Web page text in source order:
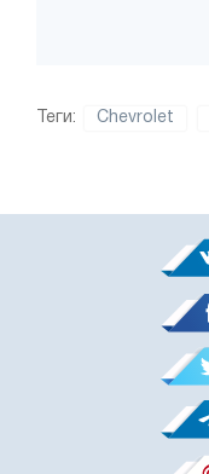
Теги: Chevrolet